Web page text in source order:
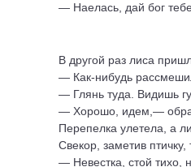
— Наелась, дай бог
В другой раз лиса
— Как-нибудь
— Глянь туда. Видишь
— Хорошо, идем,—
Перепелка улетела, а
Свекор, заметив птичку,
— Невестка, стой тихо,